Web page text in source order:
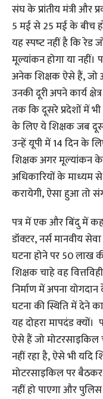
संघ के प्रांतीय मंत्री और
5 मई से 25 मई के बीच
यह स्‍पष्‍ट नहीं है कि रेड
मूल्यांकन होगा या
अनेक शिक्षक ऐसे हैं,
उनकी दूरी अपने कार्य
तक कि दूसरे प्रदेशों में
के लिए ये शिक्षक जब
उन्‍हें यूपी में 14 दिन के
शिक्षक अगर मूल्‍यांकन
अधिकारियों के माध्‍यम से
करायेगी, ऐसा हुआ तो
पत्र में एक और बिंदु में
डॉक्‍टर, नर्स मानवीय
घटना होने पर 50 लाख
शिक्षक चाहे वह
निर्माण में अपना
घटना की स्थिति में देने
यह दोहरा मापदंड
ऐसे हैं जो मोटरसाइकिल
नहीं रहा है, ऐसे भी यदि
मोटरसाइकिल पर
नहीं हो पाएगा और